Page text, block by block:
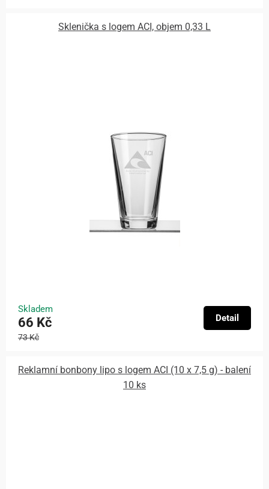
Sklenička s logem ACI, objem 0,33 L
Skladem
66 Kč
73 Kč
Detail
Reklamní bonbony lipo s logem ACI (10 x 7,5 g) - balení
10 ks